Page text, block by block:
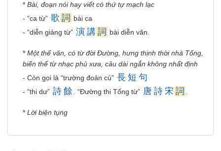
* Bài, đoạn nói hay viết có thứ tự mạch lạc
- “ca từ” 歌 詞
bài ca
- “diễn giảng từ” 演 講 詞 bài diễn văn.
* Một thể văn, có từ đời Đường, hưng thịnh thời nhà Tống,
biến thể từ nhạc phủ xưa, câu dài ngắn không nhất định
- Còn gọi là “trường đoản cú” 長 短 句
- “thi dư” 詩 餘 . “Đường thi Tống từ” 唐 詩 宋 詞
* Lời biện tụng